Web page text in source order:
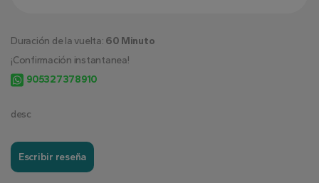
desc
Escribir reseña
Duración de la vuelta: 60 Minuto
¡Confirmación instantanea!
905327378910